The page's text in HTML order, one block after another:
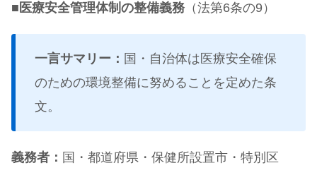
■ 医療安全管理体制の整備義務 （法第6条の9）
一言サマリー： 国・自治体は医療安全確保
のための環境整備に努めることを定めた条
文。
義務者： 国・都道府県・保健所設置市・特別区